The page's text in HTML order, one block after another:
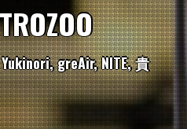
ROZOO
Yukinori,greAir,NITE,貴